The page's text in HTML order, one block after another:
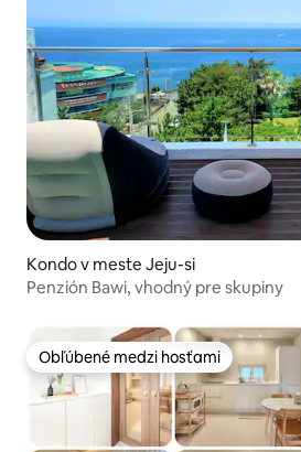
Kondo v meste Jeju-si
Penzión Bawi, vhodný pre skupiny
Obľúbené medzi hosťami
Obľúbené medzi hosťami